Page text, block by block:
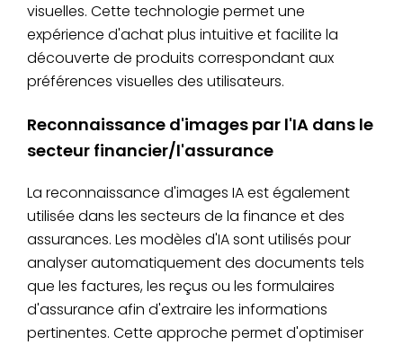
visuelles. Cette technologie permet une
expérience d'achat plus intuitive et facilite la
découverte de produits correspondant aux
préférences visuelles des utilisateurs.
Reconnaissance d'images par l'IA dans le
secteur financier/l'assurance
La reconnaissance d'images IA est également
utilisée dans les secteurs de la finance et des
assurances. Les modèles d'IA sont utilisés pour
analyser automatiquement des documents tels
que les factures, les reçus ou les formulaires
d'assurance afin d'extraire les informations
pertinentes. Cette approche permet d'optimiser